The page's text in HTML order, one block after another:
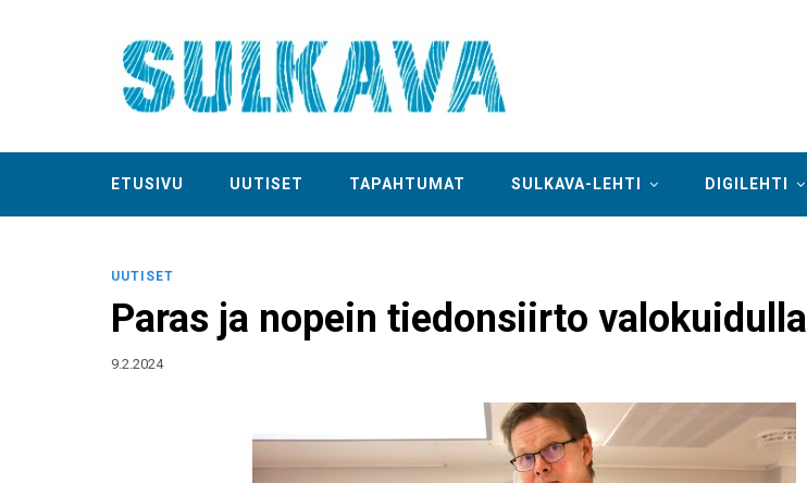
ETUSIVU UUTISET TAPAHTUMAT SULKAVA-LEHTI DIGILEHTI
UUTISET
Paras ja nopein tiedonsiirto valokuidulla
9.2.2024